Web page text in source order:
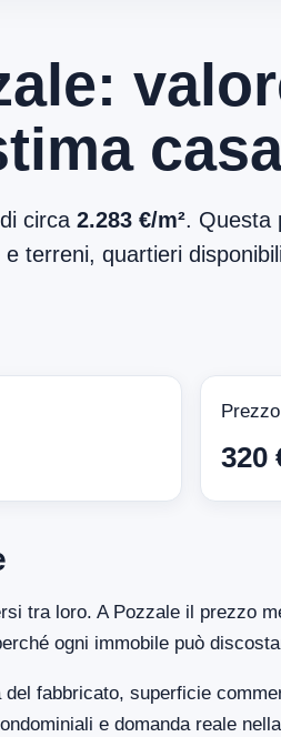
circa 2.283 €/m². Questa
terreni, quartieri
320
tra loro. A Pozzale il prezzo
ogni immobile può
fabbricato, superficie
e domanda reale